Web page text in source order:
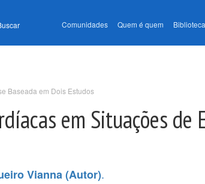
Comunidades Quem é quem Biblioteca
Baseada em Dois Estudos
em Situações de
Vianna (Autor).